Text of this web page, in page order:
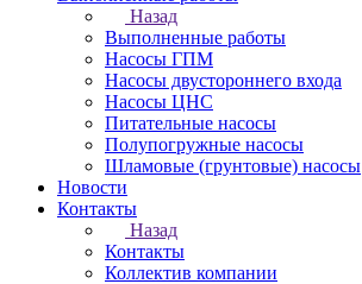
Назад
Выполненные работы
Насосы ГПМ
Насосы двустороннего входа
Насосы ЦНС
Питательные насосы
Полупогружные насосы
Шламовые (грунтовые) насосы
Новости
Контакты
Назад
Контакты
Коллектив компании